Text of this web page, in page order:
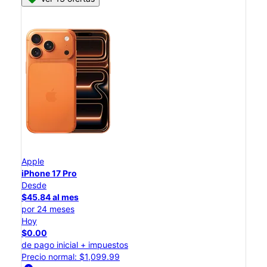
Apple
iPhone 17 Pro
Desde
$45.84 al mes
por 24 meses
Hoy
$0.00
de pago inicial + impuestos
Precio normal: $1,099.99